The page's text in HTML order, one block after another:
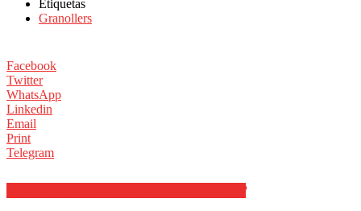
Etiquetas
Granollers
Facebook
Twitter
WhatsApp
Linkedin
Email
Print
Telegram